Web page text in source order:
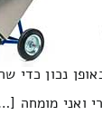
נכון כדי
ואני מומחה